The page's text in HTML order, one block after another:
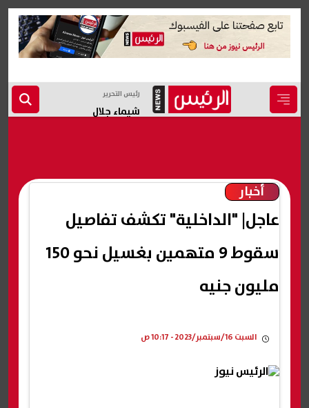
رئيس التحرير
شيماء جلال
أخبار
عاجل| "الداخلية" تكشف تفاصيل
سقوط 9 متهمين بغسيل نحو 150
مليون جنيه
السبت 16/سبتمبر/2023 - 10:17 ص